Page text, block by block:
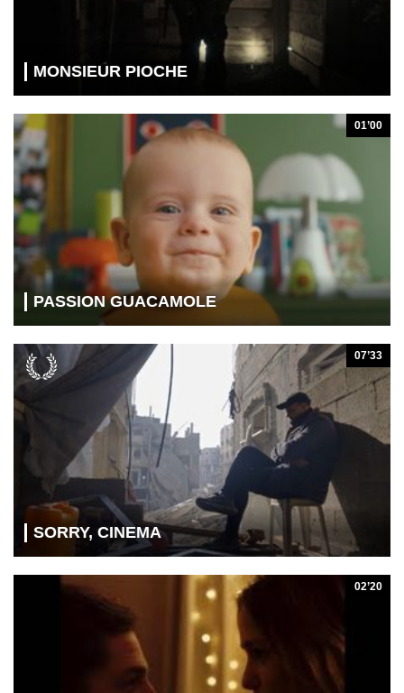
MONSIEUR PIOCHE
PASSION GUACAMOLE
01’00
SORRY, CINEMA
07’33
02’20